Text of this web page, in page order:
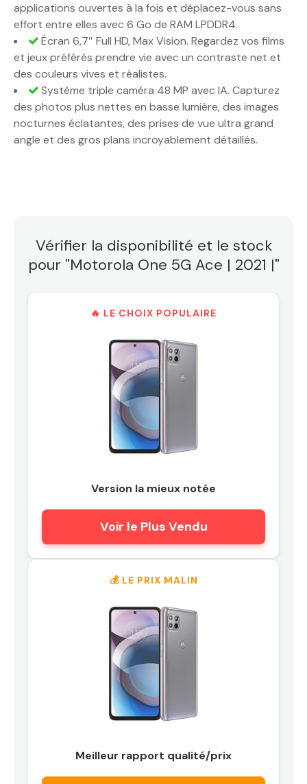
applications ouvertes à la fois et déplacez-vous sans
effort entre elles avec 6 Go de RAM LPDDR4.
Écran 6,7″ Full HD, Max Vision. Regardez vos films
et jeux préférés prendre vie avec un contraste net et
des couleurs vives et réalistes.
Système triple caméra 48 MP avec IA. Capturez
des photos plus nettes en basse lumière, des images
nocturnes éclatantes, des prises de vue ultra grand
angle et des gros plans incroyablement détaillés.
Vérifier la disponibilité et le stock
pour "Motorola One 5G Ace | 2021 |"
🔥 LE CHOIX POPULAIRE
Version la mieux notée
Voir le Plus Vendu
💰 LE PRIX MALIN
Meilleur rapport qualité/prix